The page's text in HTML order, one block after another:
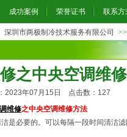
成功案例 荣誉证书 联系方
深圳市两极制冷技术服务有限公司 >>
之中央空调维
2023年07月15日 点击数： 127
维修之中央空调维修方法
是必要的。可以每隔一段时间清洁